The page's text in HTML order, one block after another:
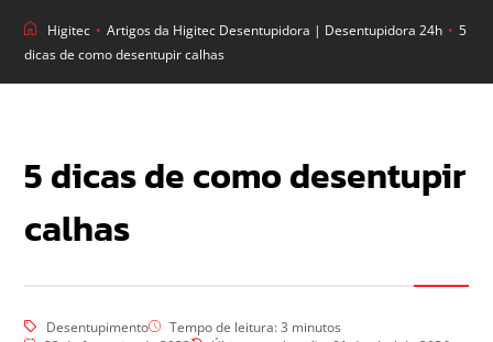
Higitec • Artigos da Higitec Desentupidora | Desentupidora 24h • 5
dicas de como desentupir calhas
5 dicas de como desentupir
calhas
Desentupimento Tempo de leitura: 3 minutos